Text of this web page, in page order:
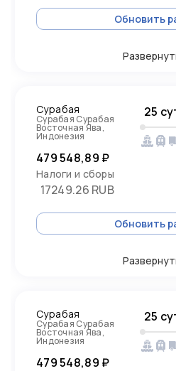
Обновить
Сурабая
Сурабая Сурабая
Восточная Ява,
Индонезия
25
479 548,89 ₽
Налоги и сборы
17249.26 RUB
Обновить
Сурабая
Сурабая Сурабая
Восточная Ява,
Индонезия
25
479 548,89 ₽